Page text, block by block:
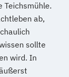
Teichsmühle.
ab,
sollte
wird. In